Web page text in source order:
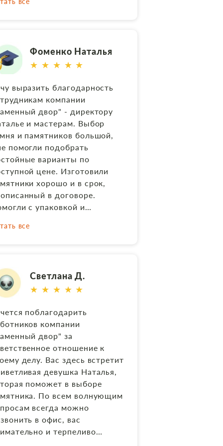
аккуратно и чисто. Скрыть
понравилось наше
и чёткое
, финансовых
на оплату, до
акта-приемки после
Большая
Наташе, как
и чуткому
всей работы
начальнику цеха
и мастеру по установке
Всё вы большие
Отдельная
художнику,
в одном стиле
с Наташей
камня, портрет и
Работы выполнялись
в срок и с учетом наших
Спасибо!
Фоменко Наталья
★ ★ ★ ★ ★
выразить благодарность
компании
двор" - директору
и мастерам. Выбор
и памятников большой,
помогли подобрать
варианты по
цене. Изготовили
хорошо и в срок,
в договоре.
с упаковкой и
регион. Большое
все
Светлана Д.
★ ★ ★ ★ ★
поблагодарить
компании
двор" за
отношение к
делу. Вас здесь встретит
девушка Наталья,
поможет в выборе
По всем волнующим
всегда можно
в офис, вас
и терпеливо